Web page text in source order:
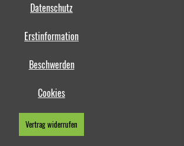
Datenschutz
Erstinformation
Beschwerden
Cookies
Vertrag widerrufen